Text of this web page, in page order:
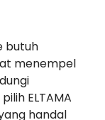
butuh
menempel
ELTAMA
handal